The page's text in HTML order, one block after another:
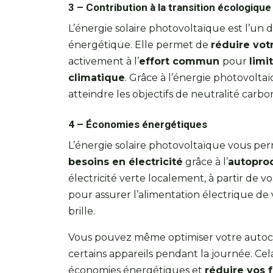
3 – Contribution à la transition écologique
L’énergie solaire photovoltaïque est l’un
énergétique. Elle permet de réduire
activement à l’effort commun pour
climatique. Grâce à l’énergie
atteindre les objectifs de neutralité
4 – Économies énergétiques
L’énergie solaire photovoltaïque vous
besoins en électricité grâce à l’
électricité verte localement, à partir de
pour assurer l’alimentation électrique
brille.
Vous pouvez même optimiser votre
certains appareils pendant la journée.
économies énergétiques et réduire vos